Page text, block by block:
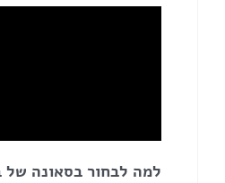
למה לבחור בסאונה